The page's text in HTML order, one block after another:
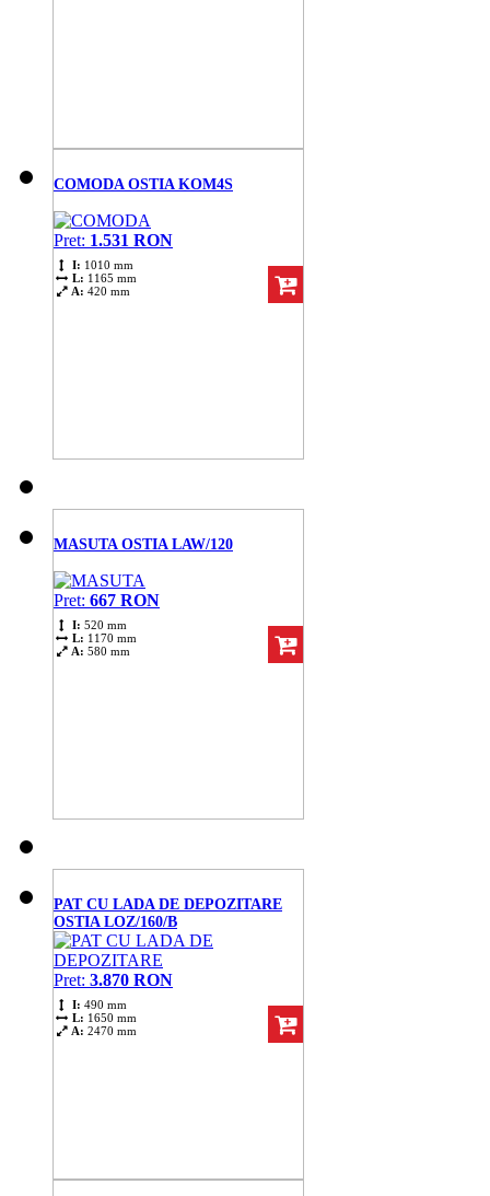
COMODA OSTIA KOM4S
Pret: 1.531 RON
I: 1010 mm
L: 1165 mm
A: 420 mm
MASUTA OSTIA LAW/120
Pret: 667 RON
I: 520 mm
L: 1170 mm
A: 580 mm
PAT CU LADA DE DEPOZITARE
OSTIA LOZ/160/B
Pret: 3.870 RON
I: 490 mm
L: 1650 mm
A: 2470 mm